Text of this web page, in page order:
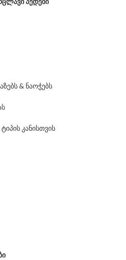
& ნაოჭებს
კანისთვის